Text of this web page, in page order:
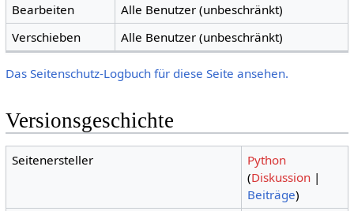
Bearbeiten
Alle Benutzer (unbeschränkt)
Verschieben
Alle Benutzer (unbeschränkt)
Das Seitenschutz-Logbuch für diese Seite ansehen.
Versionsgeschichte
Seitenersteller
Python
(Diskussion |
Beiträge)